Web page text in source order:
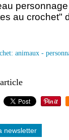
au crochet"
animaux -
newsletter